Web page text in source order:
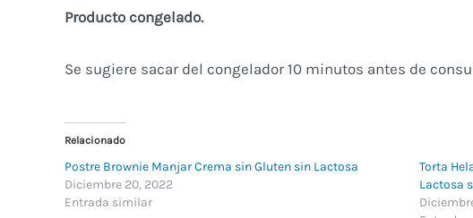
Producto congelado.
Se sugiere sacar del congelador 10 minutos antes de
Relacionado
Postre Brownie Manjar Crema sin Gluten sin Lactosa
Diciembre 20, 2022
Entrada similar
Torta
Lactosa